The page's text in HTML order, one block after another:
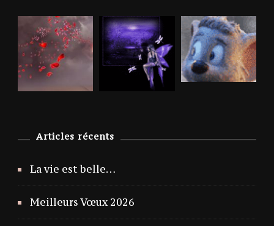
Articles récents
La vie est belle…
Meilleurs Vœux 2026